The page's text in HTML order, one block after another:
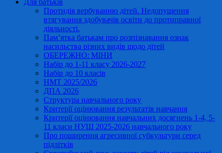
Для батьків
Протидія вербуванню дітей. Недопущення
втягування здобувачів освіти до протиправної
діяльності.
Пам’ятка батькам про розпізнавання ознак
насильства різних видів щодо дітей
ОБЕРЕЖНО: МІНИ
Набір до 1-11 класу 2026-2027
Набір до 10 класів
НМТ 2025/2026
ДПА 2026
Структура навчального року
Критерії оцінювання результатів навчання
Критерії оцінювання навчальних досягнень 1-4, 5-
11 класи НУШ 2025-2026 навчального року
Про поширення агресивної субкультури серед
підлітків